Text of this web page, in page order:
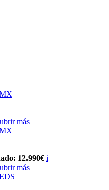
más
12.990€ i
más